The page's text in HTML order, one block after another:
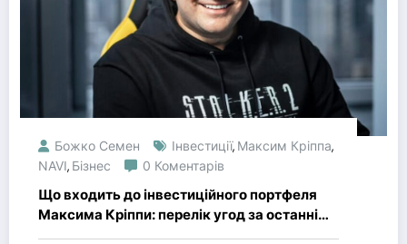
Божко Семен Інвестиції, Максим Кріппа,
NAVI, Бізнес 0 Коментарів
Що входить до інвестиційного портфеля
Максима Кріппи: перелік угод за останні
роки